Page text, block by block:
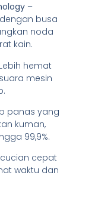
–
busa
noda
kain.
hemat
mesin
panas yang
kuman,
99,9%.
cepat
waktu dan